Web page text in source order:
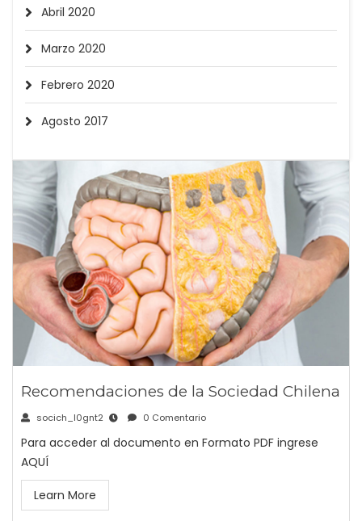
Abril 2020
Marzo 2020
Febrero 2020
Agosto 2017
Recomendaciones de la Sociedad Chilena
socich_l0gnt2 0 Comentario
Para acceder al documento en Formato PDF ingrese
AQUÍ
Learn More